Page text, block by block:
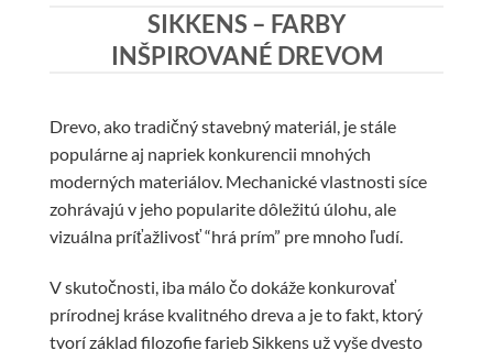
SIKKENS – FARBY
INŠPIROVANÉ DREVOM
Drevo, ako tradičný stavebný materiál, je stále
populárne aj napriek konkurencii mnohých
moderných materiálov. Mechanické vlastnosti síce
zohrávajú v jeho popularite dôležitú úlohu, ale
vizuálna príťažlivosť “hrá prím” pre mnoho ľudí.
V skutočnosti, iba málo čo dokáže konkurovať
prírodnej kráse kvalitného dreva a je to fakt, ktorý
tvorí základ filozofie farieb Sikkens už vyše dvesto